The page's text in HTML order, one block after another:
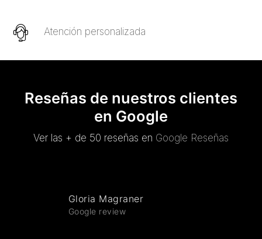
Atención personalizada
Reseñas de nuestros clientes
en Google
Ver las + de 50 reseñas en Google Reseñas
Gloria Magraner
Google review